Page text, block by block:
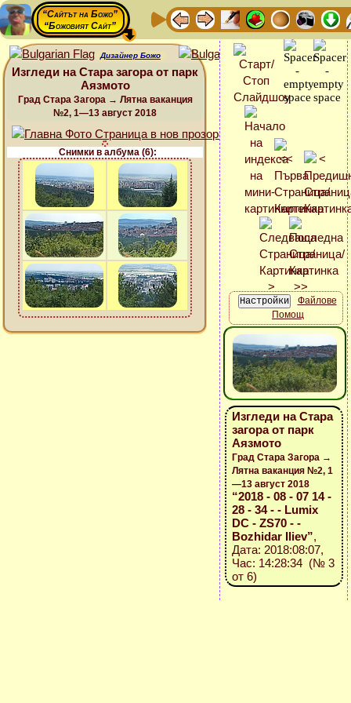
“Сайтът на Божо”
“Божовият Сайт”
Дизайнер Божо
Изгледи на Стара загора от парк
Аязмото
Град Стара Загора → Лятна ваканция
№2, 1—13 август 2018
Снимки в албума (6):
Файлове
Помощ
Изгледи на Стара
загора от парк
Аязмото
Град Стара Загора →
Лятна ваканция №2, 1
—13 август 2018
“2018 - 08 - 07 14 -
28 - 34 - - Lumix
DC - ZS70 - -
Bozhidar Iliev”,
Дата: 2018:08:07,
Час: 14:28:34 (№ 3
от 6)